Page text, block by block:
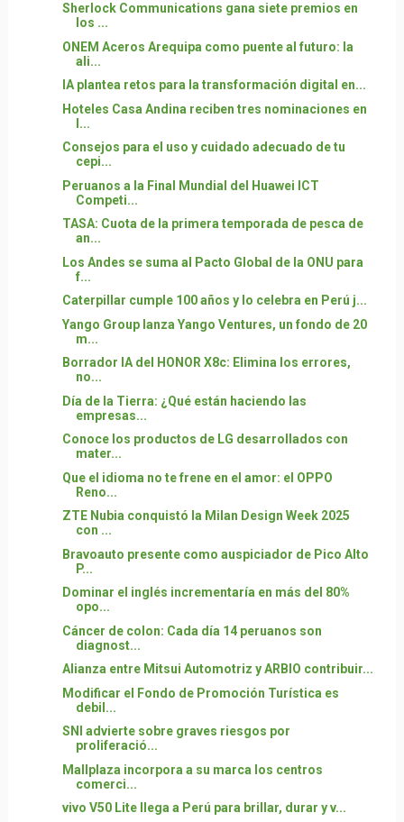
Sherlock Communications gana siete premios en
los ...
ONEM Aceros Arequipa como puente al futuro: la
ali...
IA plantea retos para la transformación digital en...
Hoteles Casa Andina reciben tres nominaciones en
l...
Consejos para el uso y cuidado adecuado de tu
cepi...
Peruanos a la Final Mundial del Huawei ICT
Competi...
TASA: Cuota de la primera temporada de pesca de
an...
Los Andes se suma al Pacto Global de la ONU para
f...
Caterpillar cumple 100 años y lo celebra en Perú j...
Yango Group lanza Yango Ventures, un fondo de 20
m...
Borrador IA del HONOR X8c: Elimina los errores,
no...
Día de la Tierra: ¿Qué están haciendo las
empresas...
Conoce los productos de LG desarrollados con
mater...
Que el idioma no te frene en el amor: el OPPO
Reno...
ZTE Nubia conquistó la Milan Design Week 2025
con ...
Bravoauto presente como auspiciador de Pico Alto
P...
Dominar el inglés incrementaría en más del 80%
opo...
Cáncer de colon: Cada día 14 peruanos son
diagnost...
Alianza entre Mitsui Automotriz y ARBIO contribuir...
Modificar el Fondo de Promoción Turística es
debil...
SNI advierte sobre graves riesgos por
proliferació...
Mallplaza incorpora a su marca los centros
comerci...
vivo V50 Lite llega a Perú para brillar, durar y v...